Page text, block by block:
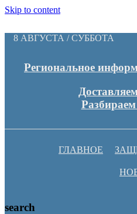
Skip to content
8 АВГУСТА / СУББОТА
Региональное
ГЛАВНОЕ
search